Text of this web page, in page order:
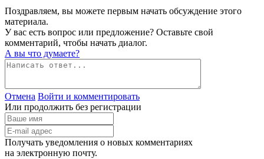
Поздравляем, вы можете первым начать обсуждение этого
материала.
У вас есть вопрос или предложение? Оставьте свой
комментарий, чтобы начать диалог.
А вы что думаете?
Отмена Войти и комментировать
Или продолжить без регистрации
Получать уведомления о новых комментариях
на электронную почту.